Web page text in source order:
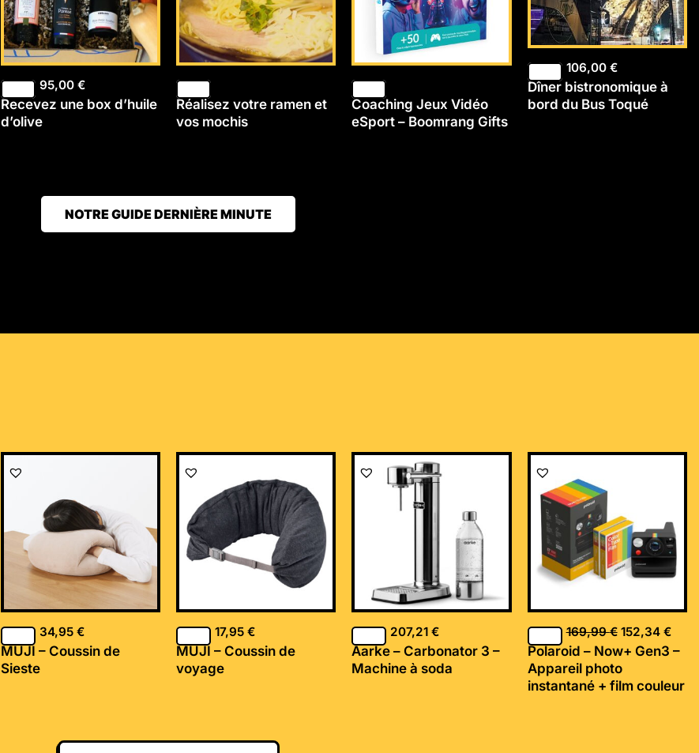
95,00 €
Recevez une box d’huile
d’olive
Réalisez votre ramen et
vos mochis
Coaching Jeux Vidéo
eSport – Boomrang Gifts
106,00 €
Dîner bistronomique à
bord du Bus Toqué
NOTRE GUIDE DERNIÈRE MINUTE
34,95 €
MUJI – Coussin de
Sieste
17,95 €
MUJI – Coussin de
voyage
207,21€
Aarke – Carbonator 3 –
Machine à soda
169,99€
Le
169,99 €.
152,34 €
Le
Polaroid – Now+ Gen3 –
Appareil photo
instantané + film couleur